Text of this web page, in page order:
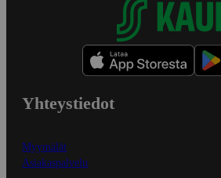
Yhteystiedot
Myymälät
Asiakaspalvelu